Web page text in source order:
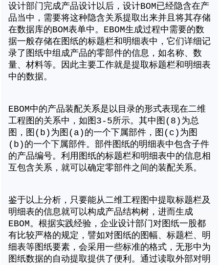
设计部门完成产品设计以后，设计BOM已经隐含在产
品当中，需要将这种隐含关系提取出来并且将其存储
在数据库的BOM表单中。EBOM生成过程中需要的数
据一般存储在图纸的标题栏和明细表中，它们详细记
录了图纸中组成产品的零部件的信息，如名称、数
量、材料等。因此主要工作就是提取标题栏和明细表
中的数据。
EBOM中的产品装配关系是以目录的形式表现在二维
工程图的关系中，如图3-5所示。其中图(8)为总
图，图(b)为图(a)的一个下属部件，图(c)为图
(b)的一个下属部件。部件图纸的明细表中包含子件
的产品编号。利用图纸的标题栏和明细表中的信息相
互包含关系，就可以确定零部件之间的装配关系。
鉴于以上分析，只要能从二维工程图中提取标题栏及
明细表的信息就可以构成产品结构树，进而生成
EBOM。根据实践经验，企业设计部门对图纸一股都
有比较严格的规定，譬如对图纸的图幅、标题栏、明
细表等图纸要素，会采用一些标准的格式，无形中为
图纸数据的自动提取提供了便利。通过读取外部对明